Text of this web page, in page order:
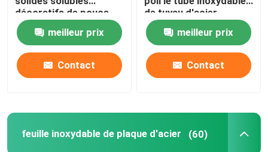
Bobine d'acier allié
Bobine en acier galvanisée
Plaque d'acier galvanisée
décoratifs de pouce
1/4" 1/8" de la
tuyauterie sifflent le
rond
meilleur prix
Contact
de tuyau d'acier
meilleur prix
Contact
feuille inoxydable de plaque d'acier (60)